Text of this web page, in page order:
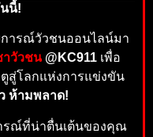
นี้!
ารณ์วัวชนออนไลน์มา
าวัวชน@KC911 เพื่อ
ตูสู่โลกแห่งการแข่งขัน
ห้ามพลาด!
รณ์ที่น่าตื่นเต้นของคุณ